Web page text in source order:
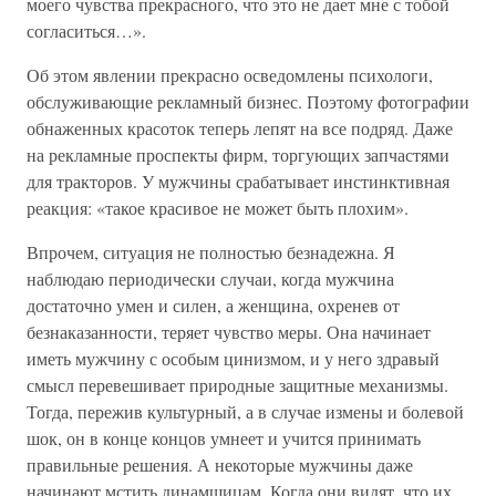
согласиться…».
Об этом явлении прекрасно осведомлены психологи,
обслуживающие рекламный бизнес. Поэтому фотографии
обнаженных красоток теперь лепят на все подряд. Даже
на рекламные проспекты фирм, торгующих запчастями
для тракторов. У мужчины срабатывает инстинктивная
реакция: «такое красивое не может быть плохим».
Впрочем, ситуация не полностью безнадежна. Я
наблюдаю периодически случаи, когда мужчина
достаточно умен и силен, а женщина, охренев от
безнаказанности, теряет чувство меры. Она начинает
иметь мужчину с особым цинизмом, и у него здравый
смысл перевешивает природные защитные механизмы.
Тогда, пережив культурный, а в случае измены и болевой
шок, он в конце концов умнеет и учится принимать
правильные решения. А некоторые мужчины даже
начинают мстить динамщицам. Когда они видят, что их